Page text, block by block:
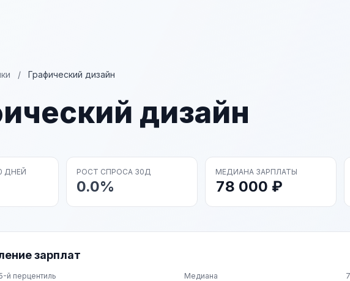
/ Графический дизайн
дизайн
ДНЕЙ РОСТ СПРОСА 30Д
0.0%
МЕДИАНА ЗАРПЛАТЫ
78 000 ₽
зарплат
й перцентиль Медиана